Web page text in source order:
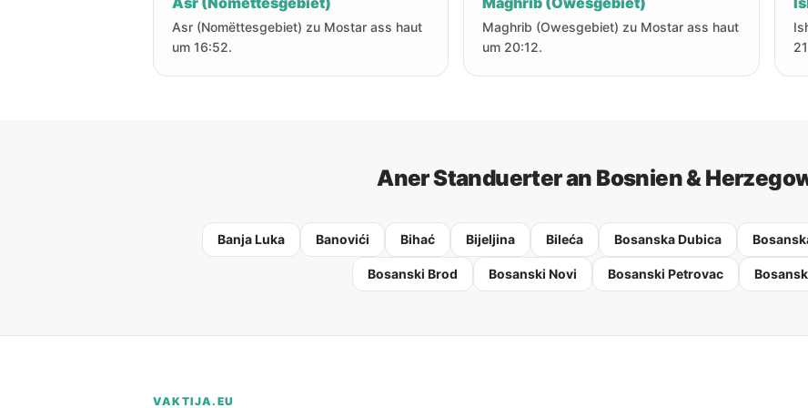
Asr (Nomëttesgebiet) zu Mostar ass haut
um 16:52.
Maghrib (Owesgebiet) zu Mostar ass haut
um 20:12.
Aner Standuerter an Bosnien &
Banja Luka Banovići Bihać Bijeljina Bileća Bosanska Dubica
Bosanski Brod Bosanski Novi Bosanski Petrovac
VAKTIJA.EU